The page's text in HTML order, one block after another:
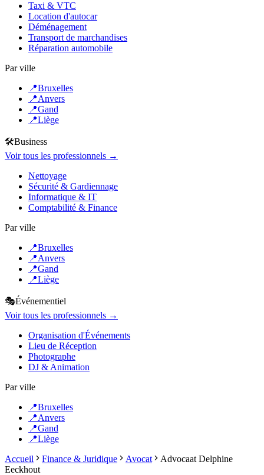
Taxi & VTC
Location d'autocar
Déménagement
Transport de marchandises
Réparation automobile
Par ville
📍Bruxelles
📍Anvers
📍Gand
📍Liège
🛠️Business
Voir tous les professionnels →
Nettoyage
Sécurité & Gardiennage
Informatique & IT
Comptabilité & Finance
Par ville
📍Bruxelles
📍Anvers
📍Gand
📍Liège
🎭Événementiel
Voir tous les professionnels →
Organisation d'Événements
Lieu de Réception
Photographe
DJ & Animation
Par ville
📍Bruxelles
📍Anvers
📍Gand
📍Liège
Accueil
Finance & Juridique Avocat
Advocaat Delphine
Eeckhout